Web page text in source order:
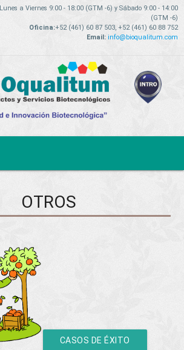
Lunes a Viernes 9:00 - 18:00 (GTM -6) y Sábado 9:00 - 14:00
(GTM -6)
Oficina:+52 (461) 60 87 503, +52 (461) 60 88 752
Email: info@bioqualitum.com
OTROS
CASOS DE ÉXITO